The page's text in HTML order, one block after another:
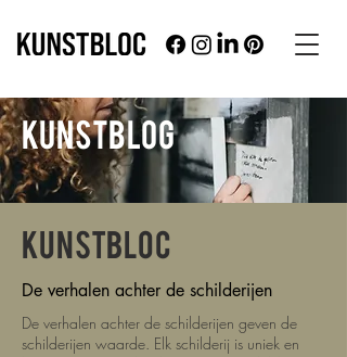
KUNSTBLOG
KUNSTBLOC
De verhalen achter de schilderijen
De verhalen achter de schilderijen geven de
schilderijen waarde. Elk schilderij is uniek en